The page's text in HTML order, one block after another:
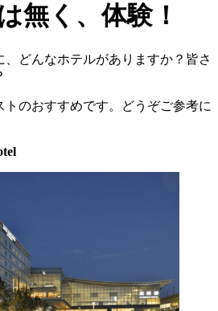
無く、体験！
どんなホテルがありますか？皆さ
トのおすすめです。どうぞご参考に